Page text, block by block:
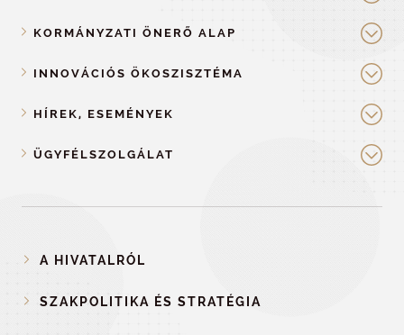
KORMÁNYZATI ÖNERŐ ALAP
INNOVÁCIÓS ÖKOSZISZTÉMA
HÍREK, ESEMÉNYEK
ÜGYFÉLSZOLGÁLAT
A HIVATALRÓL
SZAKPOLITIKA ÉS STRATÉGIA